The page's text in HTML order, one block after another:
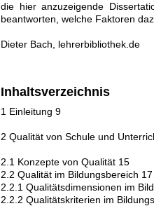
die hier anzuzeigende
beantworten, welche Faktoren
Dieter Bach, lehrerbibliothek.de
Inhaltsverzeichnis
1 Einleitung 9
2 Qualität von Schule und
2.1 Konzepte von Qualität 15
2.2 Qualität im Bildungsbereich 17
2.2.1 Qualitätsdimensionen im
2.2.2 Qualitätskriterien im